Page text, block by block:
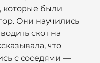
которые были
Они научились
скот на
что
с соседями —